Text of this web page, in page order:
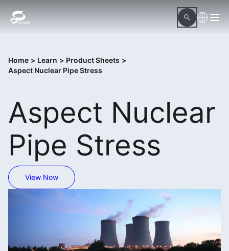
Home > Learn > Product Sheets >
Aspect Nuclear Pipe Stress
Aspect Nuclear
Pipe Stress
View Now